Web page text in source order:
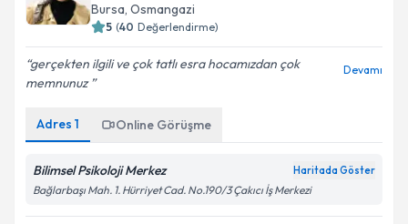
Bursa, Osmangazi
5 (40 Değerlendirme)
gerçekten ilgili ve çok tatlı esra hocamızdan çok
memnunuz
Devamı
Adres 1 Online Görüşme
Bilimsel Psikoloji Merkez Haritada Göster
Bağlarbaşı Mah. 1. Hürriyet Cad. No.190/3 Çakıcı İş Merkezi